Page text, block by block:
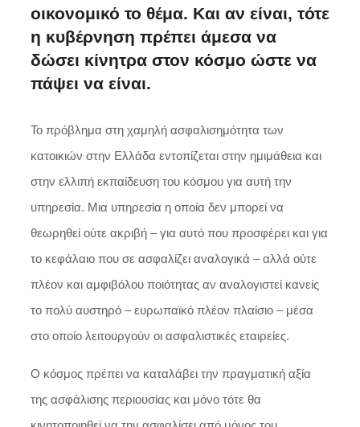
οικονομικό το θέμα. Και αν είναι, τότε
η κυβέρνηση πρέπει άμεσα να
δώσει κίνητρα στον κόσμο ώστε να
πάψει να είναι.
Το πρόβλημα στη χαμηλή ασφαλισημότητα των
κατοικιών στην Ελλάδα εντοπίζεται στην ημιμάθεια και
στην ελλιπή εκπαίδευση του κόσμου για αυτή την
υπηρεσία. Μια υπηρεσία η οποία δεν μπορεί να
θεωρηθεί ούτε ακριβή – για αυτό που προσφέρει και για
το κεφάλαιο που σε ασφαλίζει αναλογικά – αλλά ούτε
πλέον και αμφιβόλου ποιότητας αν αναλογιστεί κανείς
το πολύ αυστηρό – ευρωπαϊκό πλέον πλαίσιο – μέσα
στο οποίο λειτουργούν οι ασφαλιστικές εταιρείες.
Ο κόσμος πρέπει να καταλάβει την πραγματική αξία
της ασφάλισης περιουσίας και μόνο τότε θα